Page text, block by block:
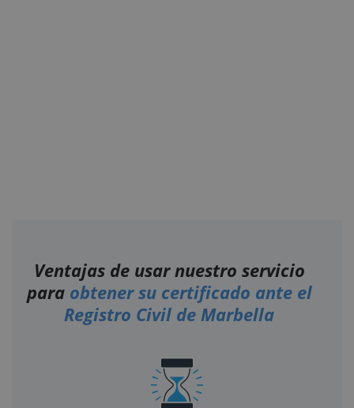
Ventajas de usar nuestro servicio
para obtener su certificado ante el
Registro Civil de Marbella